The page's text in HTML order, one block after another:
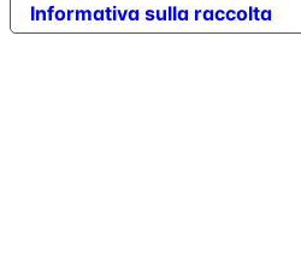
Informativa sulla raccolta